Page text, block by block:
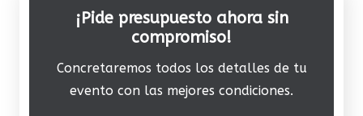
¡Pide presupuesto ahora sin
compromiso!
Concretaremos todos los detalles de tu
evento con las mejores condiciones.